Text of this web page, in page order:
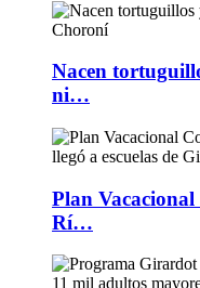
Nacen
ni…
Plan
Rí…